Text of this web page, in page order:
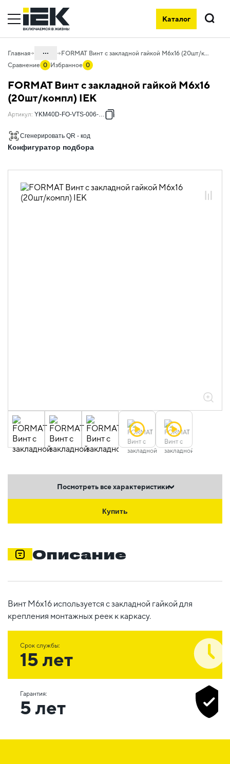
Каталог
Поиск
Главная ...
04. Щитовое оборудование
04.04 Шкафы металлические
04.04.03 Шкафы металлические
напольные FORMAT
секционирования и аксессуары
04.04.03.02.10 Аксессуары
FORMAT Винт с закладной гайкой М6х16 (20шт/компл) IEK
Сравнение 0 Избранное 0
FORMAT Винт с закладной гайкой М6х16
(20шт/компл) IEK
Артикул: YKM40D-FO-VTS-006-017
Сгенерировать QR - код
Конфигуратор подбора
Посмотреть все характеристики
Купить
Описание
Винт М6х16 используется с закладной гайкой для
крепления монтажных реек к каркасу.
Срок службы:
15 лет
Гарантия:
5 лет